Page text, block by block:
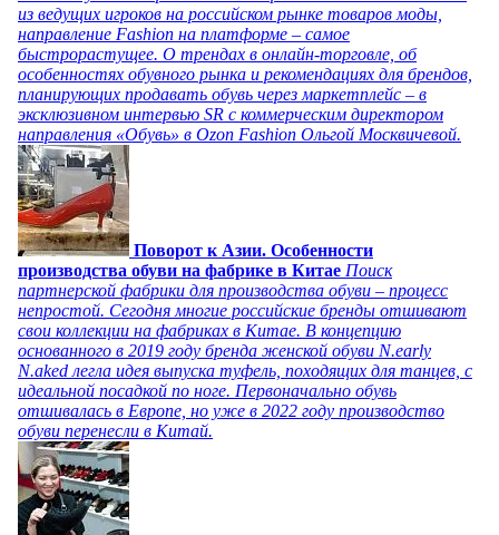
из ведущих игроков на российском рынке товаров моды,
направление Fashion на платформе – самое
быстрорастущее. О трендах в онлайн-торговле, об
особенностях обувного рынка и рекомендациях для брендов,
планирующих продавать обувь через маркетплейс – в
эксклюзивном интервью SR с коммерческим директором
направления «Обувь» в Ozon Fashion Ольгой Москвичевой.
Поворот к Азии. Особенности
производства обуви на фабрике в Китае Поиск
партнерской фабрики для производства обуви – процесс
непростой. Сегодня многие российские бренды отшивают
свои коллекции на фабриках в Китае. В концепцию
основанного в 2019 году бренда женской обуви N.early
N.aked легла идея выпуска туфель, походящих для танцев, с
идеальной посадкой по ноге. Первоначально обувь
отшивалась в Европе, но уже в 2022 году производство
обуви перенесли в Китай.